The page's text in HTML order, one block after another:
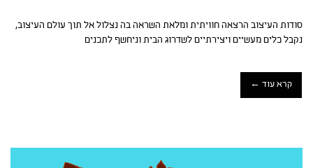
סודות העיצוב הרצאה חוויתית ומלאת השראה בה נצלול אל תוך עולם העיצוב,
נקבל כלים מעשיים ויצירתיים לשדרוג הבית וניחשף לתכנים
קרא עוד ←